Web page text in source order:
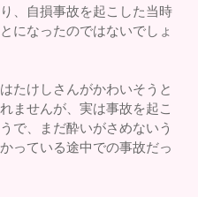
、自損事故を起こした当時
になったのではないでしょ
たけしさんがかわいそうと
ませんが、実は事故を起こ
で、まだ酔いがさめないう
っている途中での事故だっ